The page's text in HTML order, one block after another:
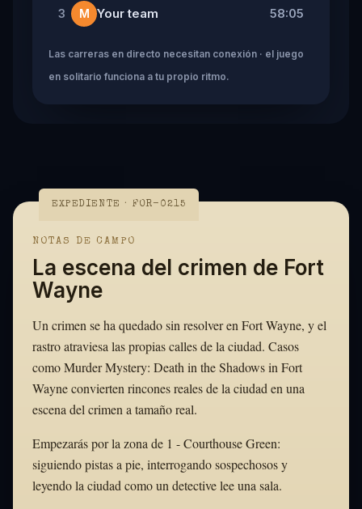
3 M Your team 58:05
Las carreras en directo necesitan conexión · el juego
en solitario funciona a tu propio ritmo.
EXPEDIENTE · FOR-0215
NOTAS DE CAMPO
La escena del crimen de Fort
Wayne
Un crimen se ha quedado sin resolver en Fort Wayne, y el
rastro atraviesa las propias calles de la ciudad. Casos
como Murder Mystery: Death in the Shadows in Fort
Wayne convierten rincones reales de la ciudad en una
escena del crimen a tamaño real.
Empezarás por la zona de 1 - Courthouse Green:
siguiendo pistas a pie, interrogando sospechosos y
leyendo la ciudad como un detective lee una sala.